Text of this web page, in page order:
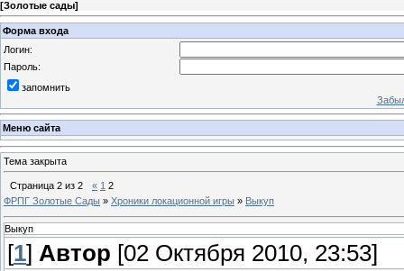
[Золотые сады]
Форма входа
Логин:
Пароль:
запомнить
Меню сайта
Тема закрыта
Страница 2 из 2 « 1 2
ФРПГ Золотые Сады » Хроники локационной игры » Выкуп
Выкуп
[1] Автор [02 Октября 2010, 23:53]